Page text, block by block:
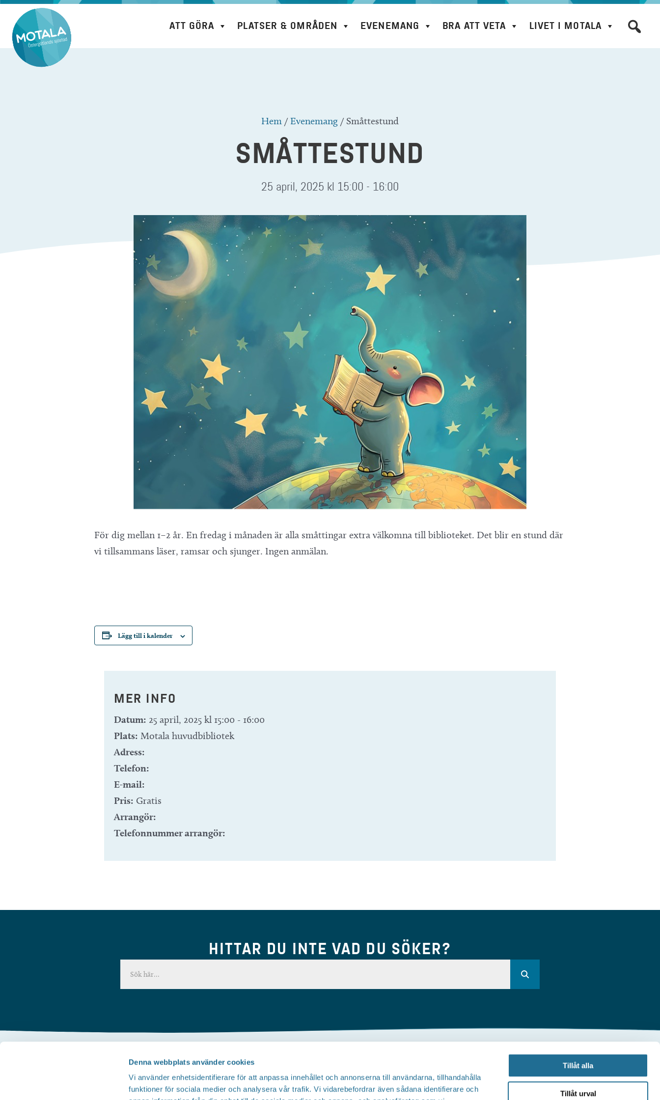
Denna webbplats använder cookies
Vi använder enhetsidentifierare för att anpassa innehållet och annonserna till användarna, tillhandahålla
funktioner för sociala medier och analysera vår trafik. Vi vidarebefordrar även sådana identifierare och
Tillåt alla
Tillåt urval
Hoppa
innehåll
ATT GÖRA PLATSER & OMRÅDEN EVENEMANG BRA ATT VETA LIVET I MOTALA
Hem /Evenemang / Småttestund
SMÅTTESTUND
25 april, 2025 kl 15:00 - 16:00
För dig mellan 1–2 år. En fredag i månaden är alla småttingar extra välkomna till biblioteket. Det blir en stund där
vi tillsammans läser, ramsar och sjunger. Ingen anmälan.
Lägg till i kalender
MER INFO
Datum: 25 april, 2025 kl 15:00 - 16:00
Plats: Motala huvudbibliotek
Adress:
Telefon:
E-mail:
Pris: Gratis
Arrangör:
Telefonnummer arrangör:
HITTAR DU INTE VAD DU SÖKER?
Om webbplatsen
Tillgänglighetsredogörelse Tillväxt Motala